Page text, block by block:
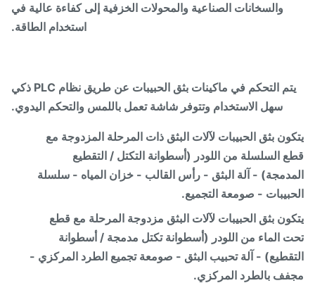
والسخانات الصناعية والمحولات الخزفية إلى كفاءة عالية في
استخدام الطاقة.
يتم التحكم في ماكينات بثق الحبيبات عن طريق نظام PLC ذكي
سهل الاستخدام وتتوفر شاشة تعمل باللمس والتحكم اليدوي.
بثق الحبيبات لآلات البثق ذات المرحلة المزدوجة مع
السلسلة من اللودر (أسطوانة التكتل / التقطيع
- آلة البثق - رأس القالب - خزان المياه - سلسلة
- صومعة التجميع.
بثق الحبيبات لآلات البثق مزدوجة المرحلة مع قطع
الماء من اللودر (أسطوانة تكتل مدمجة / أسطوانة
- آلة تحبيب البثق - صومعة تجميع الطرد المركزي -
بالطرد المركزي.